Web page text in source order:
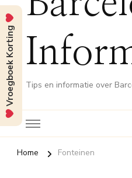
Tips en informatie over
Home Fonteinen
Vroegboek Korting